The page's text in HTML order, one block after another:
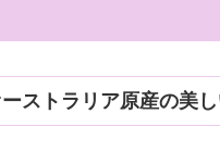
ストラリア原産の美